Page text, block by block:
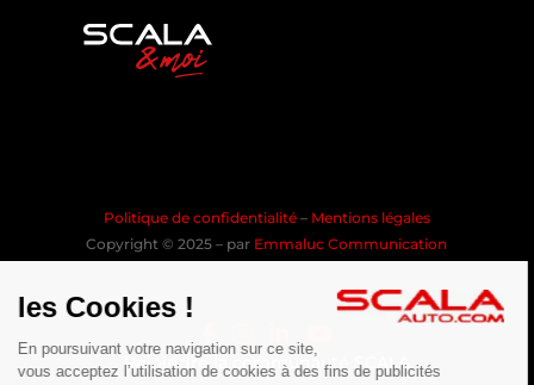
Politique de confidentialité – Mentions légales
Copyright © 2025 – par Emmaluc Communication
Rejoindre la communauté SCALA
les Cookies !
En poursuivant votre navigation sur ce site,
vous acceptez l’utilisation de cookies à des fins de publicités